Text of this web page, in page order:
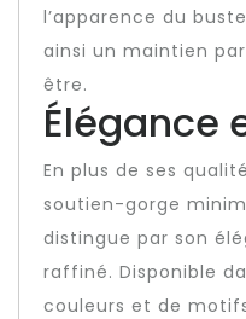
l’apparence du
ainsi un maintien
être.
Élégance
En plus de ses
soutien-gorge
distingue par son
raffiné. Disponible
couleurs et de